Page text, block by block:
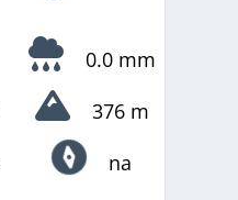
0.0 mm
376 m
na